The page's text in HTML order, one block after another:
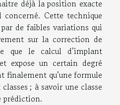
déjà la position exacte
Cette technique
de faibles variations qui
sur la correction de
que le calcul d’implant
expose un certain degré
finalement qu’une formule
; à savoir une classe
prédiction.